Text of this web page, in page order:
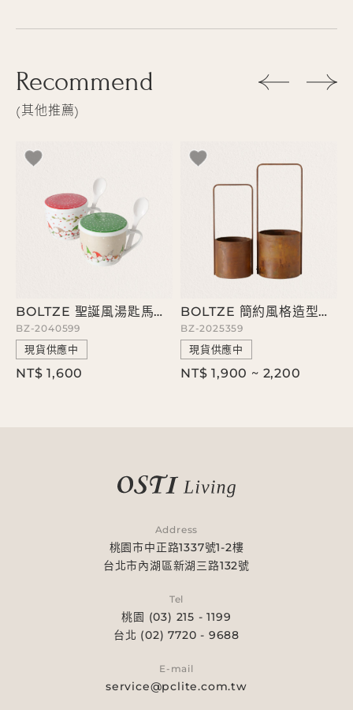
Recommend
其他推薦
BOLTZE 聖誕風湯匙馬克杯
BZ-2040599
現貨供應中
NT$ 1,600
BOLTZE 簡約風格造型花盆
BZ-2025359
現貨供應中
NT$ 1,900 ~ 2,200
Address
桃園市中正路1337號1-2樓
台北市內湖區新湖三路132號
Tel
桃園 (03) 215 - 1199
台北 (02) 7720 - 9688
E-mail
service@pclite.com.tw